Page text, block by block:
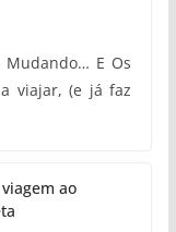
Mudando… E Os
viajar, (e já faz
viagem ao